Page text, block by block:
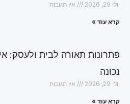
יולי 29, 2026 אין תגובות
קרא עוד »
פתרונות תאורה לבית ולעסק:
נכונה
יולי 29, 2026 אין תגובות
קרא עוד »